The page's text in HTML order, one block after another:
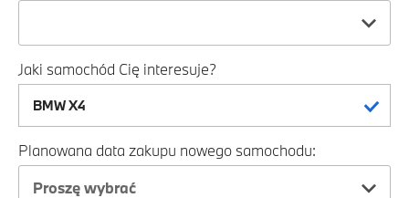
Jaki samochód Cię interesuje?
Planowana data zakupu nowego samochodu:
Proszę wybrać